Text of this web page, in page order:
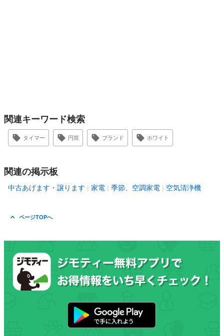
関連キーワード検索
タイマー 円筒 ブランド ホワイト
関連の掲示板
中古あげます・譲ります 家電 季節、空調家電 空気清浄機
ページTOPへ